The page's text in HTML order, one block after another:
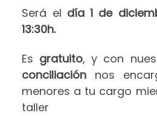
Será el día 1 de
13:30h.
Es gratuito, y con
conciliación nos
menores a tu cargo
taller